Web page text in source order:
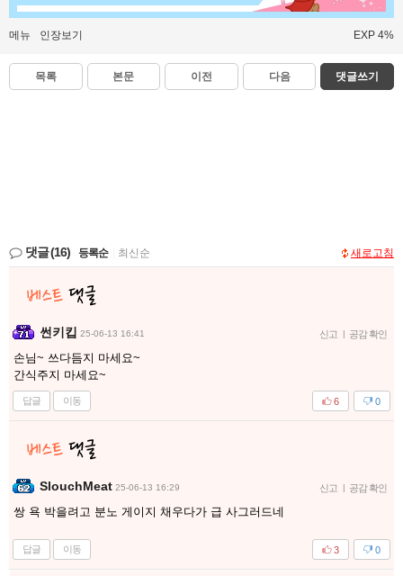
메뉴 인장보기 EXP 4%
목록 본문 이전 다음 댓글쓰기
댓글(16) 등록순 최신순 새로고침
썬키킵 25-06-13 16:41 신고 | 공감 확인
손님~ 쓰다듬지 마세요~
간식주지 마세요~
답글 이동 0
6
SlouchMeat 25-06-13 16:29 신고 | 공감 확인
쌍 욕 박을려고 분노 게이지 채우다가 급 사그러드네
답글 이동 0
3